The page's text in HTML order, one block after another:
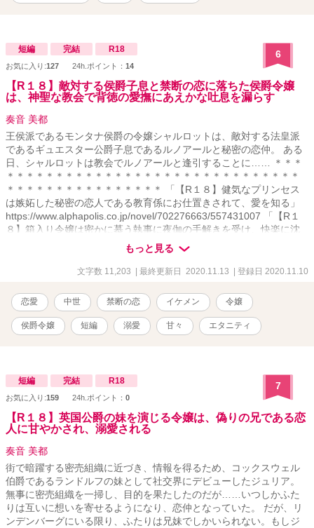
短編 完結 R18
お気に入り:127 24h.ポイント： 14
6
【R１８】敵対する侯爵子息と禁断の恋に落ちた侯爵令嬢
は、神聖な教会で背徳の愛撫にあえかな吐息を漏らす
奏音 美都
王侯派であるモンタナ侯爵の令嬢シャルロットは、敵対する法皇派
であるギュエスター公爵子息であるルノアールと秘密の恋仲。 ある
日、シャルロットは教会でルノアールと逢引することに…… ＊＊＊
＊＊＊＊＊＊＊＊＊＊＊＊＊＊＊＊＊＊＊＊＊＊＊＊＊＊＊＊＊＊
＊＊＊＊＊＊＊＊＊＊＊＊＊＊＊＊ 「【R１８】健気なプリンセス
は嫉妬した秘密の恋人である教育係にお仕置きされて、愛を知る」
https://www.alphapolis.co.jp/novel/702276663/557431007 「【R１
８】箱入り令嬢は密かに慕う執事に夜伽の手解きを受け、快楽に沈
む」 https://www.alphapolis.co.jp/novel/702276663/524431855
「【R１８】英国公爵の妹を演じる令嬢は、偽りの兄である恋人に甘
やかされ、溺愛される」
もっと見る
文字数 11,203 | 最終更新日 2020.11.13 | 登録日 2020.11.10
恋愛 中世 禁断の恋 イケメン 令嬢
侯爵令嬢 短編 溺愛 甘々 エタニティ
短編 完結 R18
お気に入り:159 24h.ポイント： 0
7
【R１８】英国公爵の妹を演じる令嬢は、偽りの兄である恋
人に甘やかされ、溺愛される
奏音 美都
街で暗躍する密売組織に近づき、情報を得るため、コックスウェル
伯爵であるランドルフの妹として社交界にデビューしたジュリア。
無事に密売組織を一掃し、目的を果たしたのだが……いつしかふた
りは互いに想いを寄せるようになり、恋仲となっていた。 だが、リ
ンデンバーグにいる限り、ふたりは兄妹でしかいられない。もしジ